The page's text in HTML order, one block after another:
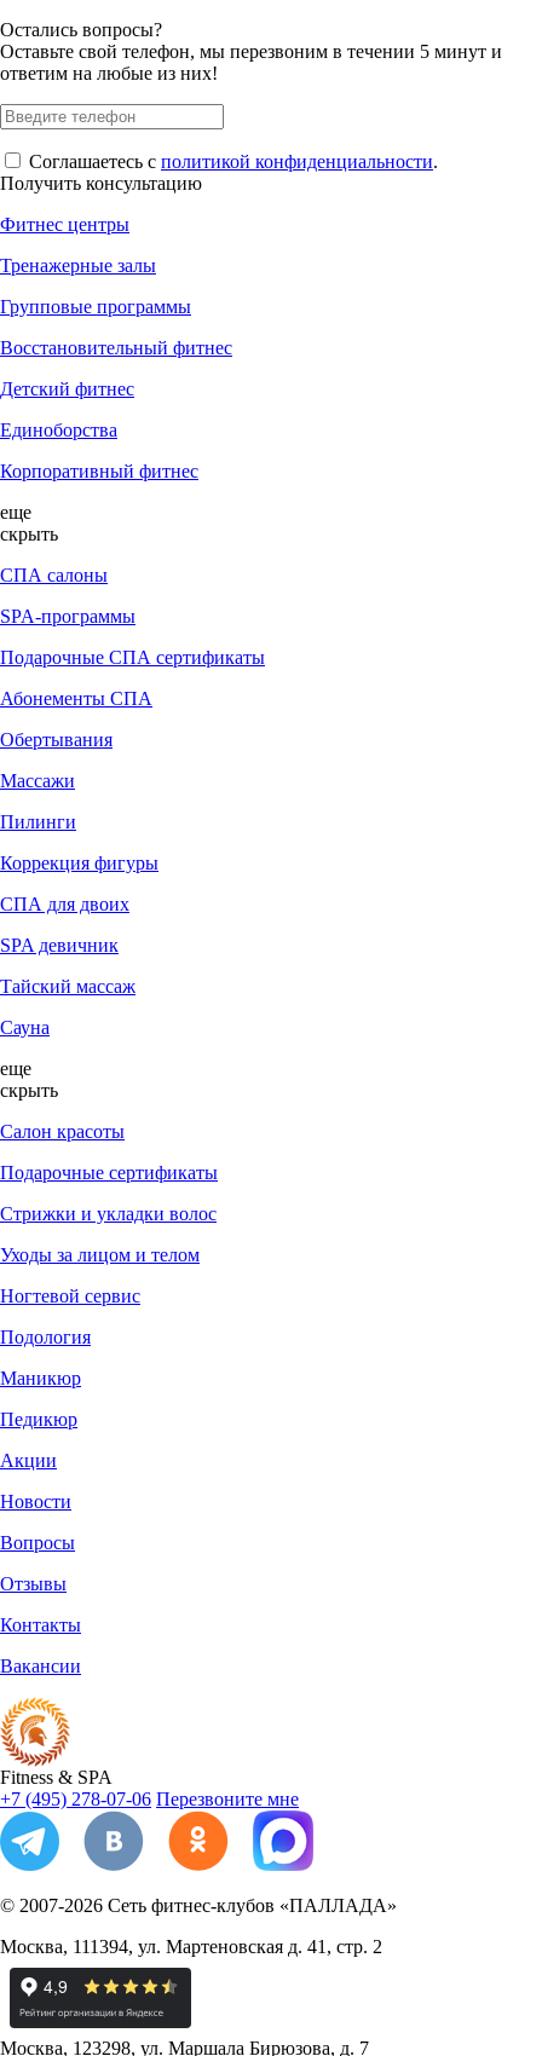
Остались вопросы?
Оставьте свой телефон, мы перезвоним в течении 5 минут и
ответим на любые из них!
Соглашаетесь с политикой конфиденциальности.
Получить консультацию
Фитнес центры
Тренажерные залы
Групповые программы
Восстановительный фитнес
Детский фитнес
Единоборства
Корпоративный фитнес
еще
скрыть
СПА салоны
SPA-программы
Подарочные СПА сертификаты
Абонементы СПА
Обертывания
Массажи
Пилинги
Коррекция фигуры
СПА для двоих
SPA девичник
Тайский массаж
Сауна
еще
скрыть
Салон красоты
Подарочные сертификаты
Стрижки и укладки волос
Уходы за лицом и телом
Ногтевой сервис
Подология
Маникюр
Педикюр
Акции
Новости
Вопросы
Отзывы
Контакты
Вакансии
Fitness & SPA
+7 (495) 278-07-06 Перезвоните мне
© 2007-2026 Сеть фитнес-клубов «ПАЛЛАДА»
Москва, 111394, ул. Мартеновская д. 41, стр. 2
Москва, 123298, ул. Маршала Бирюзова, д. 7